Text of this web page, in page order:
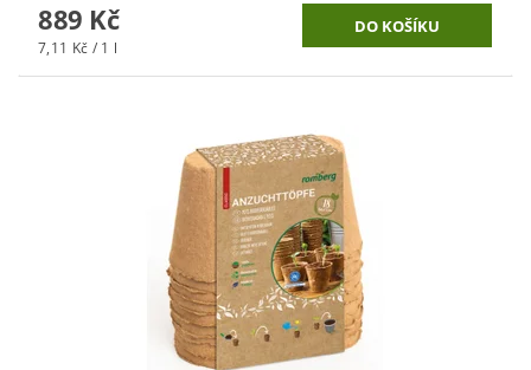
889 Kč
7,11 Kč / 1 l